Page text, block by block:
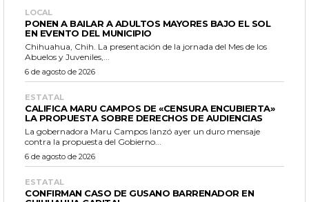
LOCAL
PONEN A BAILAR A ADULTOS MAYORES BAJO EL SOL
EN EVENTO DEL MUNICIPIO
Chihuahua, Chih. La presentación de la jornada del Mes de los
Abuelos y Juveniles,...
6 de agosto de 2026
ESTATAL
CALIFICA MARU CAMPOS DE «CENSURA ENCUBIERTA»
LA PROPUESTA SOBRE DERECHOS DE AUDIENCIAS
La gobernadora Maru Campos lanzó ayer un duro mensaje
contra la propuesta del Gobierno...
6 de agosto de 2026
ESTATAL
CONFIRMAN CASO DE GUSANO BARRENADOR EN